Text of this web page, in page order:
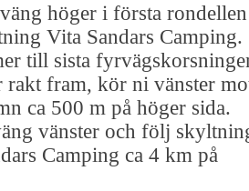
höger i första rondellen
Vita Sandars Camping.
till sista
rakt fram, kör ni vänster
ca 500 m på höger sida.
vänster och följ
Camping ca 4 km på